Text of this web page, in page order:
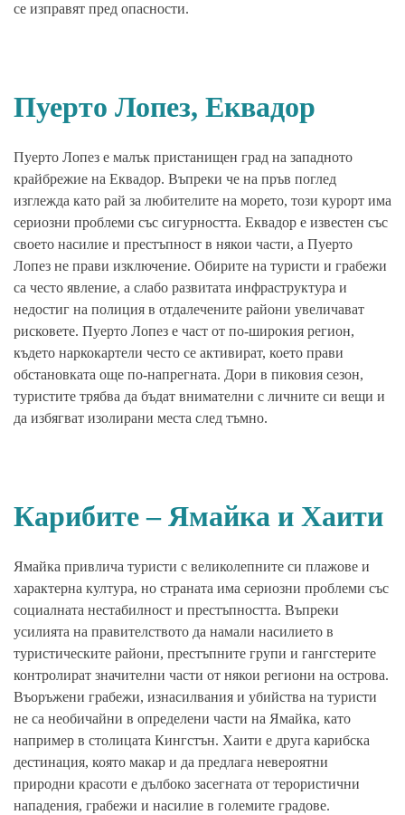
се изправят пред опасности.
Пуерто Лопез, Еквадор
Пуерто Лопез е малък пристанищен град на западното
крайбрежие на Еквадор. Въпреки че на пръв поглед
изглежда като рай за любителите на морето, този курорт има
сериозни проблеми със сигурността. Еквадор е известен със
своето насилие и престъпност в някои части, а Пуерто
Лопез не прави изключение. Обирите на туристи и грабежи
са често явление, а слабо развитата инфраструктура и
недостиг на полиция в отдалечените райони увеличават
рисковете. Пуерто Лопез е част от по-широкия регион,
където наркокартели често се активират, което прави
обстановката още по-напрегната. Дори в пиковия сезон,
туристите трябва да бъдат внимателни с личните си вещи и
да избягват изолирани места след тъмно.
Карибите – Ямайка и Хаити
Ямайка привлича туристи с великолепните си плажове и
характерна култура, но страната има сериозни проблеми със
социалната нестабилност и престъпността. Въпреки
усилията на правителството да намали насилието в
туристическите райони, престъпните групи и гангстерите
контролират значителни части от някои региони на острова.
Въоръжени грабежи, изнасилвания и убийства на туристи
не са необичайни в определени части на Ямайка, като
например в столицата Кингстън. Хаити е друга карибска
дестинация, която макар и да предлага невероятни
природни красоти е дълбоко засегната от терористични
нападения, грабежи и насилие в големите градове.